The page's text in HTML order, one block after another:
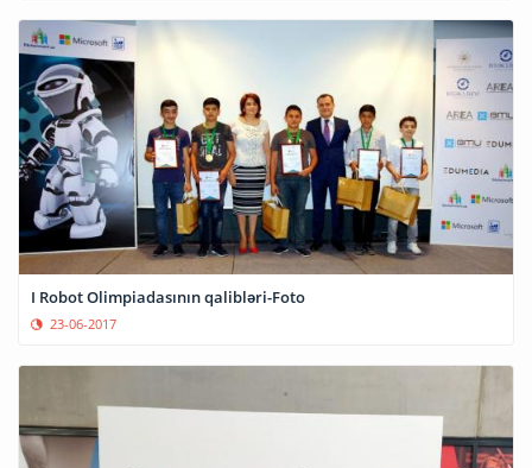
I Robot Olimpiadasının qalibləri-Foto
23-06-2017